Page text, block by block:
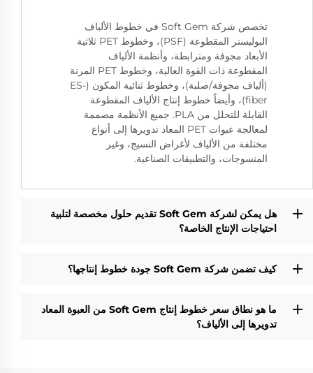
تخصص شركة Soft Gem في خطوط الألياف
البوليستر المقطوعة (PSF)، وخطوط PET ثلاثية
الأبعاد مجوفة ومترابطة، وأنظمة الألياف
المقطوعة ذات القوة العالية، وخطوط PET المرنة
(ألياف مجوفة/صلبة)، وخطوط ثنائية المكون (ES-
fiber)، وأيضاً خطوط إنتاج الألياف المقطوعة
القابلة للتحلل من PLA. جميع الأنظمة مصممة
لمعالجة عبوات PET المعاد تدويرها إلى أنواع
مختلفة من الألياف لأغراض النسيج، وغير
المنسوجات، والتطبيقات الصناعية.
هل يمكن لشركة Soft Gem تقديم حلول مخصصة لتلبية
احتياجات الإنتاج الخاصة؟
كيف تضمن شركة Soft Gem جودة خطوط إنتاجها؟
ما هو نطاق سعر خطوط إنتاج Soft Gem من العبوة المعاد
تدويرها إلى الألياف؟